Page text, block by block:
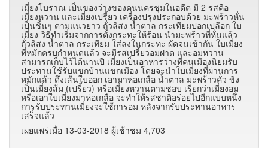
เมี่ยงโบราณ เป็นของว่างของคนนครชุมในอดีต มี 2 รสคือ
เมี่ยงหวาน และเมี่ยงเปรี้ยว เครื่องปรุงประกอบด้วย มะพร้าวหั่น
เป็นชิ้นๆ ตามแนวยาว ถั่วลิสง น้ำตาล กระเทียมปอกเปลือก ใบ
เมี่ยง วิธีทำเริ่มจากการตั้งกระทะให้ร้อน นำมะพร้าวที่หั่นแล้ว
ถั่วลิสง น้ำตาล กระเทียม ใส่ลงในกระทะ ผัดจนเข้ากัน ใบเมี่ยง
ที่หมักครบกำหนดแล้ว จะมีรสเปรี้ยวอมฝาด และอมหวาน
สามารถเก็บไว้ได้นานปี เมี่ยงเป็นอาหารว่างที่คนเมืองนิยมรับ
ประทานใช้รับแขกบ้านแขกเมือง โดยจะนำใบเมี่ยงที่ผ่านการ
หมักแล้ว ดึงเส้นใบออก เอามาห่อเกลือ น้ำตาล มะพร้าวคั่ว ขิง
เป็นเมี่ยงส้ม (เปรี้ยว) หรือเมี่ยงหวานตามชอบ เรียกว่าเมี่ยงอม
หรือเอาใบเมี่ยงมาห่อเกลือ จะทำให้รสชาติอร่อยไปอีกแบบหนึ่ง
การรับประทานเมี่ยงจะใช้การอม หลังจากรับประทานอาหาร
เสร็จแล้ว
เผยแพร่เมื่อ 13-03-2018 ผู้เช้าชม 4,703